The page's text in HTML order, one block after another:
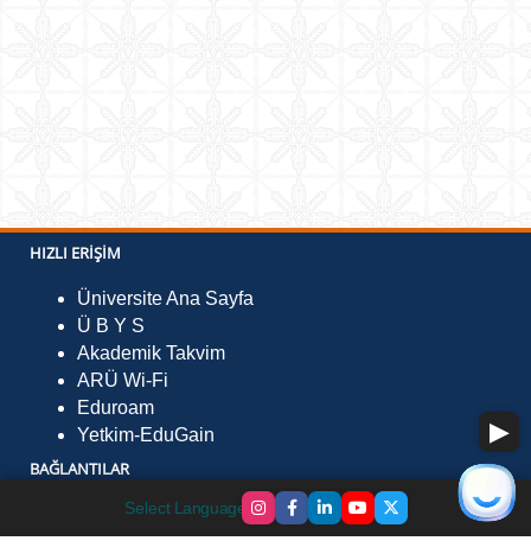
Select Language ▼
HIZLI ERIŞIM
Üniversite Ana Sayfa
Ü B Y S
Akademik Takvim
ARÜ Wi-Fi
Eduroam
Yetkim-EduGain
BAĞLANTILAR
Ulusal Staj Programı
Kampüs Kart Para Yükleme